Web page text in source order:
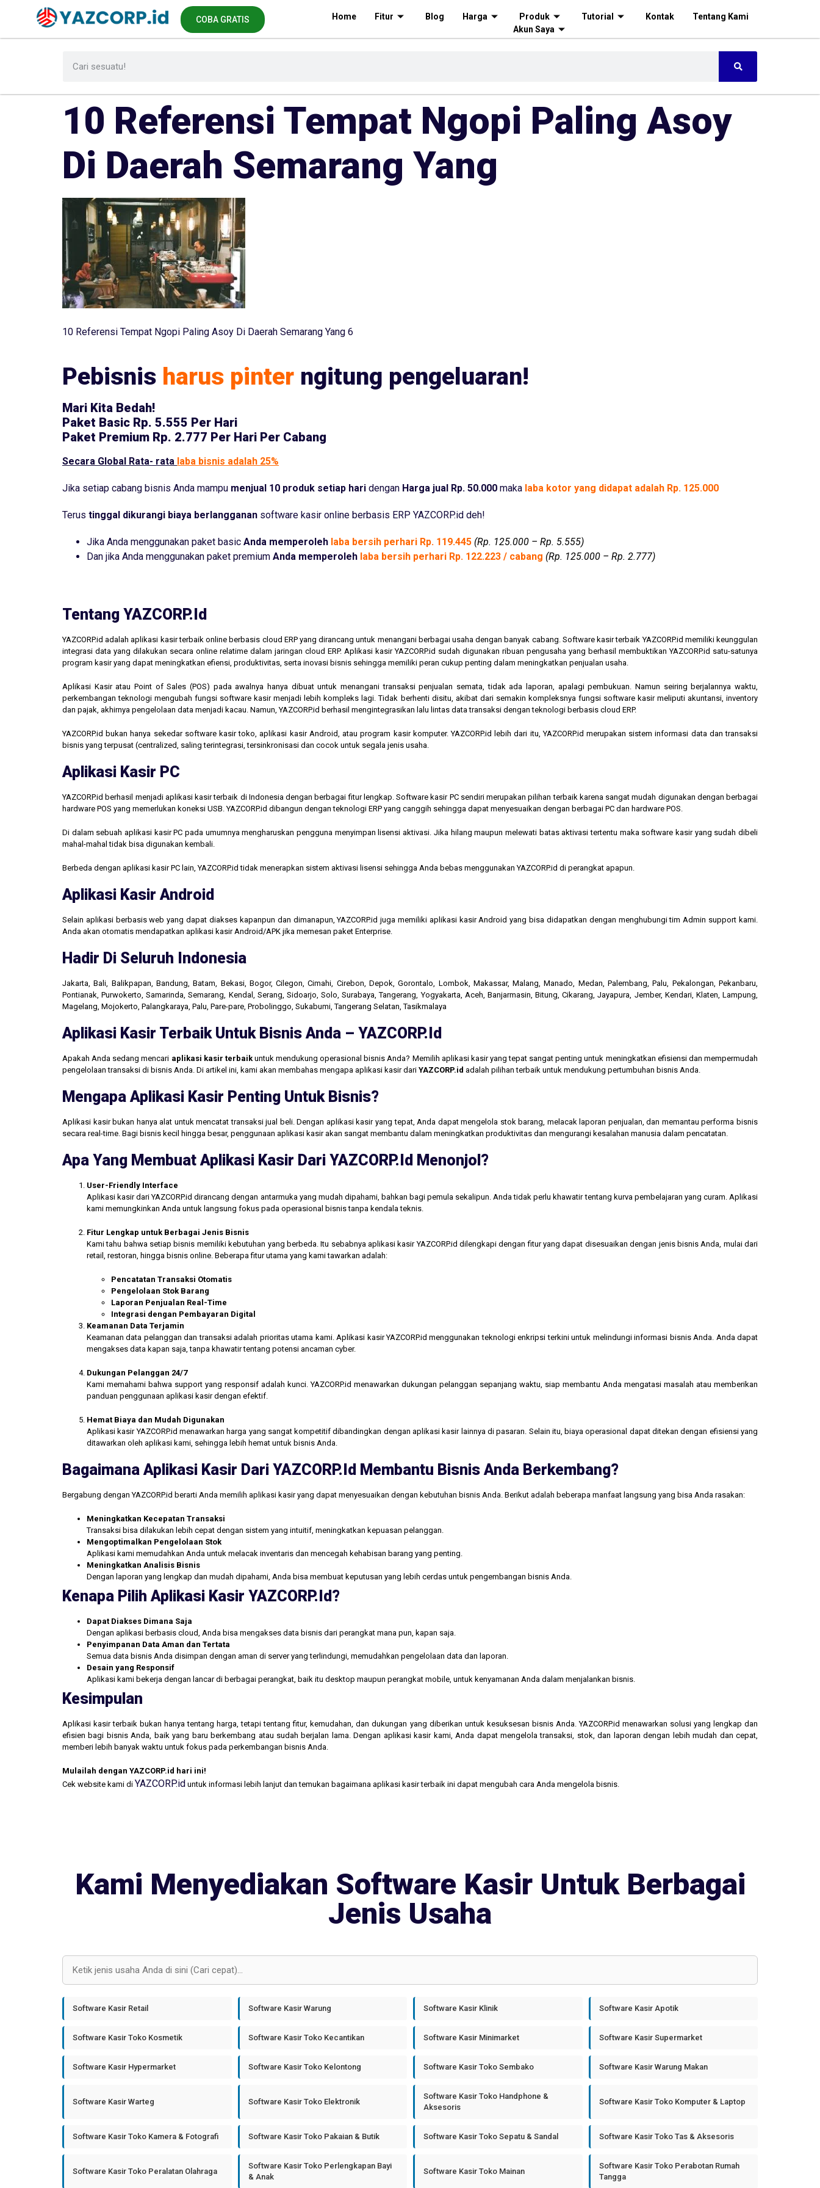
COBA GRATIS Home Fitur Blog Harga Produk Tutorial Kontak
Tentang Kami
Akun Saya
10 Referensi Tempat Ngopi Paling Asoy
Di Daerah Semarang Yang
10 Referensi Tempat Ngopi Paling Asoy Di Daerah Semarang Yang 6
Pebisnis harus pinter ngitung pengeluaran!
Mari Kita Bedah!
Paket Basic Rp. 5.555 Per Hari
Paket Premium Rp. 2.777 Per Hari Per Cabang
Secara Global Rata- rata laba bisnis adalah 25%
Jika setiap cabang bisnis Anda mampu menjual 10 produk setiap hari dengan Harga jual Rp. 50.000 maka laba kotor yang didapat adalah Rp. 125.000
Terus tinggal dikurangi biaya berlangganan software kasir online berbasis ERP YAZCORP.id deh!
Jika Anda menggunakan paket basic Anda memperoleh laba bersih perhari Rp. 119.445 (Rp. 125.000 – Rp. 5.555)
Dan jika Anda menggunakan paket premium Anda memperoleh laba bersih perhari Rp. 122.223 / cabang (Rp. 125.000 – Rp. 2.777)
Tentang YAZCORP.id
YAZCORP.id adalah aplikasi kasir terbaik online berbasis cloud ERP yang dirancang untuk menangani berbagai usaha dengan banyak cabang. Software kasir terbaik YAZCORP.id memiliki keunggulan
integrasi data yang dilakukan secara online relatime dalam jaringan cloud ERP. Aplikasi kasir YAZCORP.id sudah digunakan ribuan pengusaha yang berhasil membuktikan YAZCORP.id satu-satunya
program kasir yang dapat meningkatkan efiensi, produktivitas, serta inovasi bisnis sehingga memiliki peran cukup penting dalam meningkatkan penjualan usaha.
Aplikasi Kasir atau Point of Sales (POS) pada awalnya hanya dibuat untuk menangani transaksi penjualan semata, tidak ada laporan, apalagi pembukuan. Namun seiring berjalannya waktu,
perkembangan teknologi mengubah fungsi software kasir menjadi lebih kompleks lagi. Tidak berhenti disitu, akibat dari semakin kompleksnya fungsi software kasir meliputi akuntansi, inventory
dan pajak, akhirnya pengelolaan data menjadi kacau. Namun, YAZCORP.id berhasil mengintegrasikan lalu lintas data transaksi dengan teknologi berbasis cloud ERP.
YAZCORP.id bukan hanya sekedar software kasir toko, aplikasi kasir Android, atau program kasir komputer. YAZCORP.id lebih dari itu, YAZCORP.id merupakan sistem informasi data dan transaksi
bisnis yang terpusat (centralized, saling terintegrasi, tersinkronisasi dan cocok untuk segala jenis usaha.
Aplikasi Kasir PC
YAZCORP.id berhasil menjadi aplikasi kasir terbaik di Indonesia dengan berbagai fitur lengkap. Software kasir PC sendiri merupakan pilihan terbaik karena sangat mudah digunakan dengan berbagai
hardware POS yang memerlukan koneksi USB. YAZCORP.id dibangun dengan teknologi ERP yang canggih sehingga dapat menyesuaikan dengan berbagai PC dan hardware POS.
Di dalam sebuah aplikasi kasir PC pada umumnya mengharuskan pengguna menyimpan lisensi aktivasi. Jika hilang maupun melewati batas aktivasi tertentu maka software kasir yang sudah dibeli
mahal-mahal tidak bisa digunakan kembali.
Berbeda dengan aplikasi kasir PC lain, YAZCORP.id tidak menerapkan sistem aktivasi lisensi sehingga Anda bebas menggunakan YAZCORP.id di perangkat apapun.
Aplikasi Kasir Android
Selain aplikasi berbasis web yang dapat diakses kapanpun dan dimanapun, YAZCORP.id juga memiliki aplikasi kasir Android yang bisa didapatkan dengan menghubungi tim Admin support kami.
Anda akan otomatis mendapatkan aplikasi kasir Android/APK jika memesan paket Enterprise.
Hadir Di Seluruh Indonesia
Jakarta, Bali, Balikpapan, Bandung, Batam, Bekasi, Bogor, Cilegon, Cimahi, Cirebon, Depok, Gorontalo, Lombok, Makassar, Malang, Manado, Medan, Palembang, Palu, Pekalongan, Pekanbaru,
Pontianak, Purwokerto, Samarinda, Semarang, Kendal, Serang, Sidoarjo, Solo, Surabaya, Tangerang, Yogyakarta, Aceh, Banjarmasin, Bitung, Cikarang, Jayapura, Jember, Kendari, Klaten, Lampung,
Magelang, Mojokerto, Palangkaraya, Palu, Pare-pare, Probolinggo, Sukabumi, Tangerang Selatan, Tasikmalaya
Aplikasi Kasir Terbaik Untuk Bisnis Anda – YAZCORP.id
Apakah Anda sedang mencari aplikasi kasir terbaikuntuk mendukung operasional bisnis Anda? Memilih aplikasi kasir yang tepat sangat penting untuk meningkatkan efisiensi dan mempermudah
pengelolaan transaksi di bisnis Anda. Di artikel ini, kami akan membahas mengapa aplikasi kasir dari YAZCORP.id adalah pilihan terbaik untuk mendukung pertumbuhan bisnis Anda.
Mengapa Aplikasi Kasir Penting Untuk Bisnis?
Aplikasi kasir bukan hanya alat untuk mencatat transaksi jual beli. Dengan aplikasi kasir yang tepat, Anda dapat mengelola stok barang, melacak laporan penjualan, dan memantau performa bisnis
secara real-time. Bagi bisnis kecil hingga besar, penggunaan aplikasi kasir akan sangat membantu dalam meningkatkan produktivitas dan mengurangi kesalahan manusia dalam pencatatan.
Apa Yang Membuat Aplikasi Kasir Dari YAZCORP.id Menonjol?
User-Friendly Interface
Aplikasi kasir dari YAZCORP.id dirancang dengan antarmuka yang mudah dipahami, bahkan bagi pemula sekalipun. Anda tidak perlu khawatir tentang kurva pembelajaran yang curam. Aplikasi
kami memungkinkan Anda untuk langsung fokus pada operasional bisnis tanpa kendala teknis.
Fitur Lengkap untuk Berbagai Jenis Bisnis
Kami tahu bahwa setiap bisnis memiliki kebutuhan yang berbeda. Itu sebabnya aplikasi kasir YAZCORP.id dilengkapi dengan fitur yang dapat disesuaikan dengan jenis bisnis Anda, mulai dari
retail, restoran, hingga bisnis online. Beberapa fitur utama yang kami tawarkan adalah:
Pencatatan Transaksi Otomatis
Pengelolaan Stok Barang
Laporan Penjualan Real-Time
Integrasi dengan Pembayaran Digital
Keamanan Data Terjamin
Keamanan data pelanggan dan transaksi adalah prioritas utama kami. Aplikasi kasir YAZCORP.id menggunakan teknologi enkripsi terkini untuk melindungi informasi bisnis Anda. Anda dapat
mengakses data kapan saja, tanpa khawatir tentang potensi ancaman cyber.
Dukungan Pelanggan 24/7
Kami memahami bahwa support yang responsif adalah kunci. YAZCORP.id menawarkan dukungan pelanggan sepanjang waktu, siap membantu Anda mengatasi masalah atau memberikan
panduan penggunaan aplikasi kasir dengan efektif.
Hemat Biaya dan Mudah Digunakan
Aplikasi kasir YAZCORP.id menawarkan harga yang sangat kompetitif dibandingkan dengan aplikasi kasir lainnya di pasaran. Selain itu, biaya operasional dapat ditekan dengan efisiensi yang
ditawarkan oleh aplikasi kami, sehingga lebih hemat untuk bisnis Anda.
Bagaimana Aplikasi Kasir Dari YAZCORP.id Membantu Bisnis Anda Berkembang?
Bergabung dengan YAZCORP.id berarti Anda memilih aplikasi kasir yang dapat menyesuaikan dengan kebutuhan bisnis Anda. Berikut adalah beberapa manfaat langsung yang bisa Anda rasakan:
Meningkatkan Kecepatan Transaksi
Transaksi bisa dilakukan lebih cepat dengan sistem yang intuitif, meningkatkan kepuasan pelanggan.
Mengoptimalkan Pengelolaan Stok
Aplikasi kami memudahkan Anda untuk melacak inventaris dan mencegah kehabisan barang yang penting.
Meningkatkan Analisis Bisnis
Dengan laporan yang lengkap dan mudah dipahami, Anda bisa membuat keputusan yang lebih cerdas untuk pengembangan bisnis Anda.
Kenapa Pilih Aplikasi Kasir YAZCORP.id?
Dapat Diakses Dimana Saja
Dengan aplikasi berbasis cloud, Anda bisa mengakses data bisnis dari perangkat mana pun, kapan saja.
Penyimpanan Data Aman dan Tertata
Semua data bisnis Anda disimpan dengan aman di server yang terlindungi, memudahkan pengelolaan data dan laporan.
Desain yang Responsif
Aplikasi kami bekerja dengan lancar di berbagai perangkat, baik itu desktop maupun perangkat mobile, untuk kenyamanan Anda dalam menjalankan bisnis.
Kesimpulan
Aplikasi kasir terbaik bukan hanya tentang harga, tetapi tentang fitur, kemudahan, dan dukungan yang diberikan untuk kesuksesan bisnis Anda. YAZCORP.id menawarkan solusi yang lengkap dan
efisien bagi bisnis Anda, baik yang baru berkembang atau sudah berjalan lama. Dengan aplikasi kasir kami, Anda dapat mengelola transaksi, stok, dan laporan dengan lebih mudah dan cepat,
memberi lebih banyak waktu untuk fokus pada perkembangan bisnis Anda.
Mulailah dengan YAZCORP.id hari ini!
Cek website kami di YAZCORP.id untuk informasi lebih lanjut dan temukan bagaimana aplikasi kasir terbaik ini dapat mengubah cara Anda mengelola bisnis.
Kami Menyediakan Software Kasir Untuk Berbagai
Jenis Usaha
Software Kasir Retail Software Kasir Warung Software Kasir Klinik Software Kasir Apotik
Software Kasir Toko Kosmetik Software Kasir Toko Kecantikan Software Kasir Minimarket Software Kasir Supermarket
Software Kasir Hypermarket Software Kasir Toko Kelontong Software Kasir Toko Sembako Software Kasir Warung Makan
Software Kasir Warteg Software Kasir Toko Elektronik
Software Kasir Toko Handphone &
Aksesoris
Software Kasir Toko Komputer & Laptop
Software Kasir Toko Kamera & Fotografi Software Kasir Toko Pakaian & Butik Software Kasir Toko Sepatu & Sandal Software Kasir Toko Tas & Aksesoris
Software Kasir Toko Peralatan Olahraga
Software Kasir Toko Perlengkapan Bayi
& Anak
Software Kasir Toko Mainan
Software Kasir Toko Perabotan Rumah
Tangga